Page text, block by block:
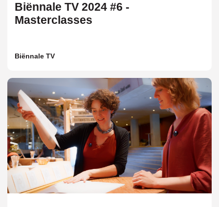
Biënnale TV 2024 #6 -
Masterclasses
Biënnale TV